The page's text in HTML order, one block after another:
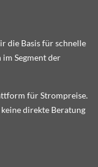
die Basis für schnelle
Segment der
für Strompreise.
direkte Beratung